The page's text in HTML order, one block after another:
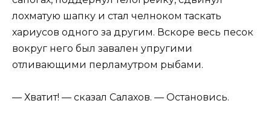
лохматую шапку и стал челноком таскать
хариусов одного за другим. Вскоре весь песок
вокруг него был завален упругими
отливающими перламутром рыбами.
— Хватит! — сказал Салахов. — Остановись.